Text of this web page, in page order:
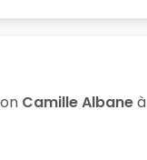
Camille Albaneà